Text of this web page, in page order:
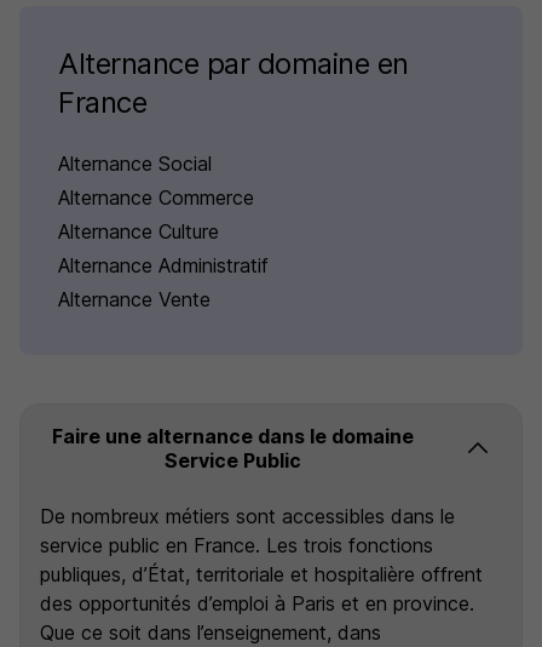
Alternance par domaine en
France
Alternance Social
Alternance Commerce
Alternance Culture
Alternance Administratif
Alternance Vente
Faire une alternance dans le domaine
Service Public
De nombreux métiers sont accessibles dans le
service public en France. Les trois fonctions
publiques, d’État, territoriale et hospitalière offrent
des opportunités d’emploi à Paris et en province.
Que ce soit dans l’enseignement, dans